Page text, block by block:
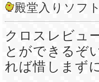
殿堂入りソフ
クロスレビュ
とができるぞ
れば惜しまず